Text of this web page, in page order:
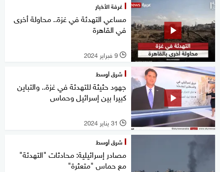
غرفة الأخبار
مساعي التهدئة في غزة.. محاولة أخرى
في القاهرة
l 9 فبراير 2024
شرق أوسط
جهود حثيثة للتهدئة في غزة.. والتباين
كبيرا بين إسرائيل وحماس
l 31 يناير 2024
شرق أوسط
مصادر إسرائيلية: محادثات "التهدئة"
مع حماس "متعثرة"